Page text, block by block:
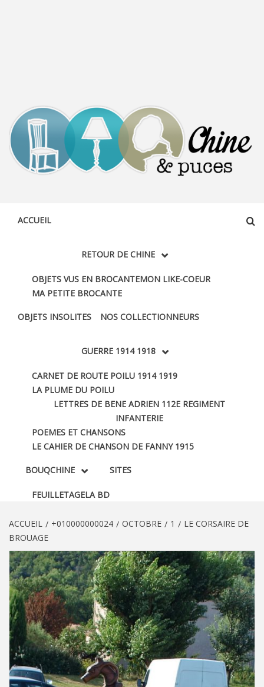
ACCUEIL
RETOUR DE CHINE
OBJETS VUS EN BROCANTEMON LIKE-COEUR
MA PETITE BROCANTE
OBJETS INSOLITES NOS COLLECTIONNEURS
GUERRE 1914 1918
CARNET DE ROUTE POILU 1914 1919
LA PLUME DU POILU
LETTRES DE BENE ADRIEN 112E REGIMENT
INFANTERIE
POEMES ET CHANSONS
LE CAHIER DE CHANSON DE FANNY 1915
BOUQCHINE
FEUILLETAGELA BD
SITES
ACCUEIL +010000000024 OCTOBRE 1
LE CORSAIRE DE
BROUAGE